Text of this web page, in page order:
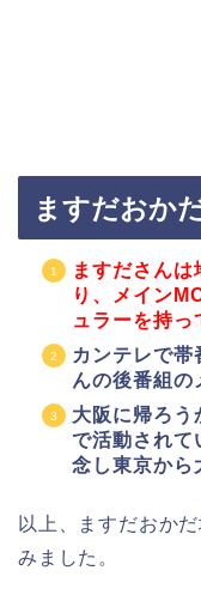
ますだおか
ますださん
り、メイン
ュラーを持っ
カンテレで帯
んの後番組の
大阪に帰ろう
で活動されて
念し東京から
以上、ますだおか
みました。